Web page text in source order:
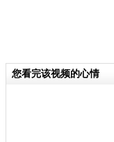
您看完该视频的心情